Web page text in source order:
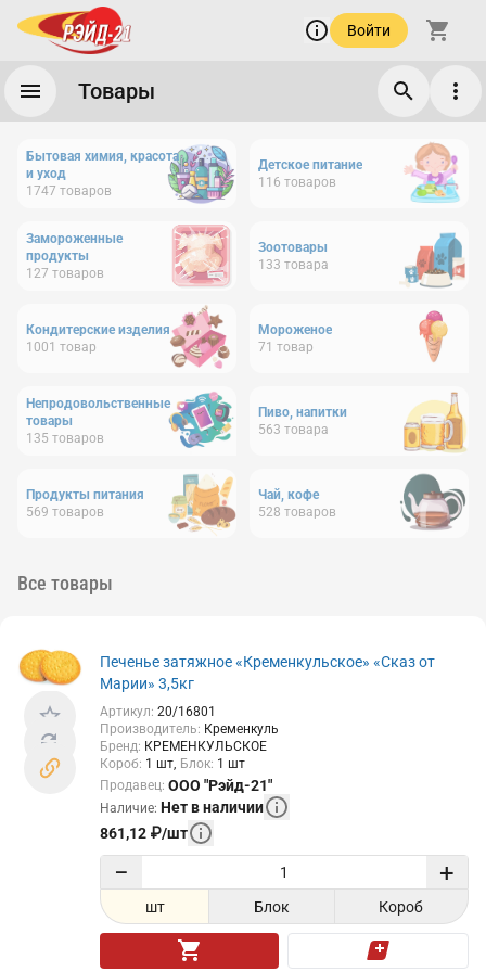
Войти
Товары
Бытовая химия, красота
и уход
1747 товаров
Детское питание
116 товаров
Замороженные
продукты
127 товаров
Зоотовары
133 товара
Кондитерские изделия
1001 товар
Мороженое
71 товар
Непродовольственные
товары
135 товаров
Пиво, напитки
563 товара
Продукты питания
569 товаров
Чай, кофе
528 товаров
Все товары
Печенье затяжное «Кременкульское» «Сказ от
Марии» 3,5кг
Артикул: 20/16801
Производитель: Кременкуль
Бренд: КРЕМЕНКУЛЬСКОЕ
Короб: 1 шт Блок: 1 шт
Продавец: ООО "Рэйд-21"
Наличие: Нет в наличии
861,12 ₽/шт
− +
шт Блок Короб